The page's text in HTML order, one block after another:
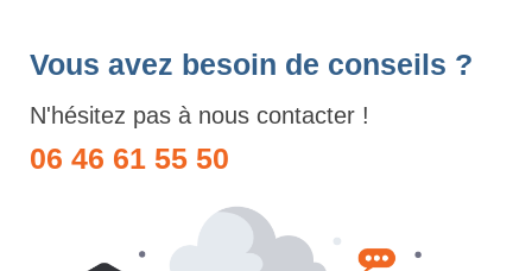
Vous avez besoin de conseils ?
N'hésitez pas à nous contacter !
06 46 61 55 50